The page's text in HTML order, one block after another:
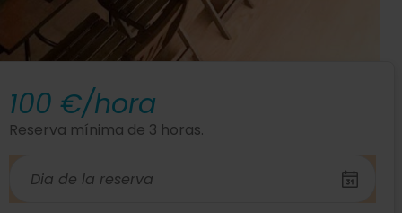
100 €/hora
Reserva mínima de 3 horas.